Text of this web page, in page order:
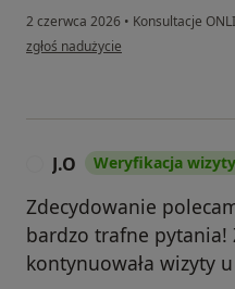
2 czerwca 2026 • Konsultacje
w opinii użytkownika Maja K
zgłoś nadużycie
J.O Weryfikacja wizyty
Zdecydowanie
bardzo trafne pytania!
kontynuowała wizyty